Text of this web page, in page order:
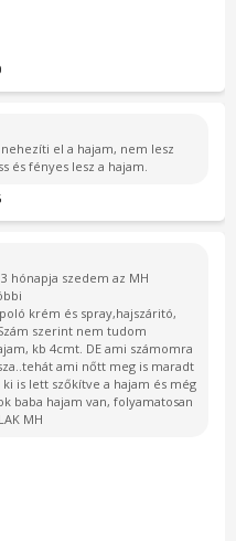
el a hajam, nem lesz
és fényes lesz a hajam.
hónapja szedem az MH
krém és spray,hajszáritó,
szerint nem tudom
kb 4cmt. DE ami számomra
ami nőtt meg is maradt
is lett szőkítve a hajam és még
baba hajam van, folyamatosan
MH